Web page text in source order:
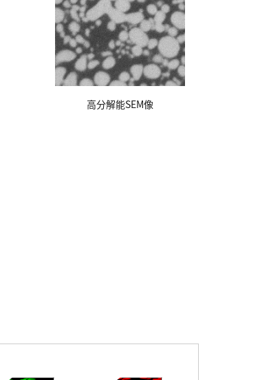
高分解能SEM像